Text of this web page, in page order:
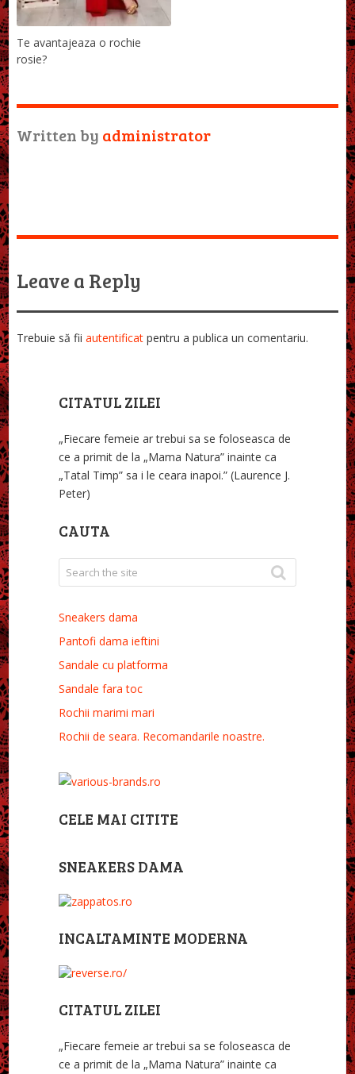
Te avantajeaza o rochie
rosie?
Written by administrator
Leave a Reply
Trebuie să fii autentificatpentru a publica un comentariu.
CITATUL ZILEI
„Fiecare femeie ar trebui sa se foloseasca de
ce a primit de la „Mama Natura” inainte ca
„Tatal Timp” sa i le ceara inapoi.” (Laurence J.
Peter)
CAUTA
Sneakers dama
Pantofi dama ieftini
Sandale cu platforma
Sandale fara toc
Rochii marimi mari
Rochii de seara. Recomandarile noastre.
CELE MAI CITITE
SNEAKERS DAMA
INCALTAMINTE MODERNA
CITATUL ZILEI
„Fiecare femeie ar trebui sa se foloseasca de
ce a primit de la „Mama Natura” inainte ca